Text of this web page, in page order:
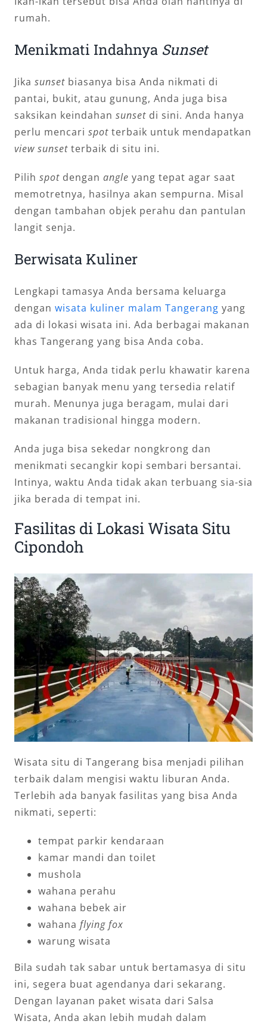
rumah.
Menikmati Indahnya Sunset
Jika sunset biasanya bisa Anda nikmati di
pantai, bukit, atau gunung, Anda juga bisa
saksikan keindahan sunset di sini. Anda hanya
perlu mencari spot terbaik untuk mendapatkan
view sunset terbaik di situ ini.
Pilih spot dengan angle yang tepat agar saat
memotretnya, hasilnya akan sempurna. Misal
dengan tambahan objek perahu dan pantulan
langit senja.
Berwisata Kuliner
Lengkapi tamasya Anda bersama keluarga
dengan wisata kuliner malam Tangerang yang
ada di lokasi wisata ini. Ada berbagai makanan
khas Tangerang yang bisa Anda coba.
Untuk harga, Anda tidak perlu khawatir karena
sebagian banyak menu yang tersedia relatif
murah. Menunya juga beragam, mulai dari
makanan tradisional hingga modern.
Anda juga bisa sekedar nongkrong dan
menikmati secangkir kopi sembari bersantai.
Intinya, waktu Anda tidak akan terbuang sia-sia
jika berada di tempat ini.
Fasilitas di Lokasi Wisata Situ
Cipondoh
Wisata situ di Tangerang bisa menjadi pilihan
terbaik dalam mengisi waktu liburan Anda.
Terlebih ada banyak fasilitas yang bisa Anda
nikmati, seperti:
tempat parkir kendaraan
kamar mandi dan toilet
mushola
wahana perahu
wahana bebek air
wahana flying fox
warung wisata
Bila sudah tak sabar untuk bertamasya di situ
ini, segera buat agendanya dari sekarang.
Dengan layanan paket wisata dari Salsa
Wisata, Anda akan lebih mudah dalam